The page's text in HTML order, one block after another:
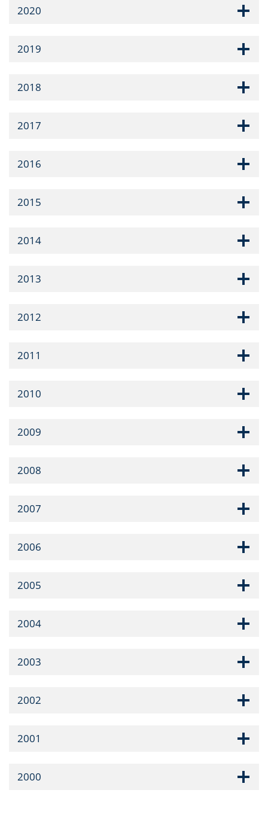
2020
2019
2018
2017
2016
2015
2014
2013
2012
2011
2010
2009
2008
2007
2006
2005
2004
2003
2002
2001
2000